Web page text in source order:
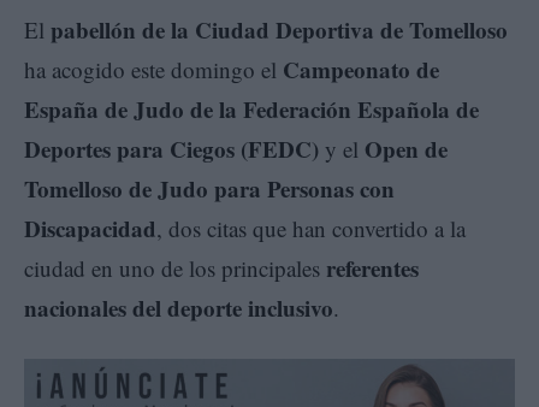
El pabellón de la Ciudad Deportiva de Tomelloso
ha acogido este domingo el Campeonato de
España de Judo de la Federación Española de
Deportes para Ciegos (FEDC) y el Open de
Tomelloso de Judo para Personas con
Discapacidad, dos citas que han convertido a la
ciudad en uno de los principales referentes
nacionales del deporte inclusivo.